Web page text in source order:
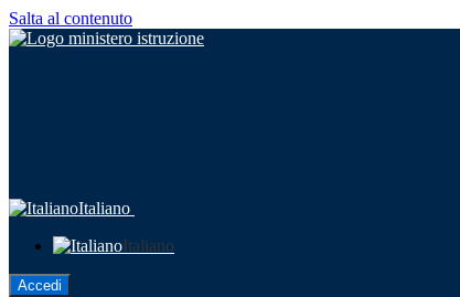
Salta al contenuto
Italiano
Italiano
Accedi